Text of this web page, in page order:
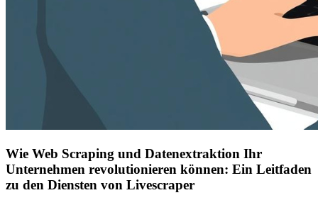
Wie Web Scraping und Datenextraktion Ihr
Unternehmen revolutionieren können: Ein Leitfaden
zu den Diensten von Livescraper